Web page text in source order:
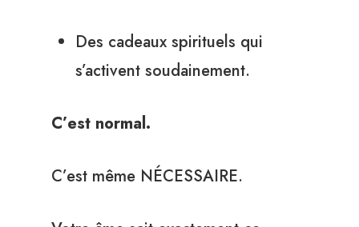
Des cadeaux spirituels qui
s’activent soudainement.
C’est normal.
C’est même NÉCESSAIRE.